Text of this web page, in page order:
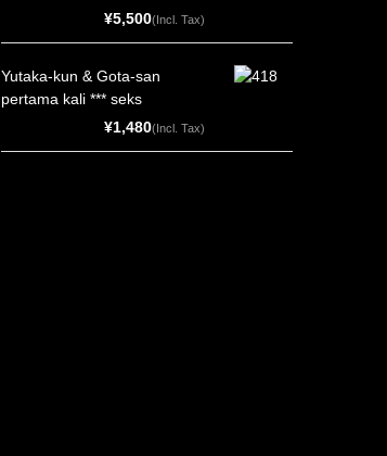
¥5,500(Incl. Tax)
Yutaka-kun & Gota-san
pertama kali *** seks
¥1,480(Incl. Tax)